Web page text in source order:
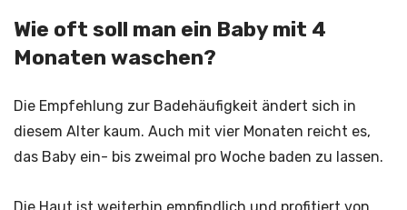
Wie oft soll man ein Baby mit 4
Monaten waschen?
Die Empfehlung zur Badehäufigkeit ändert sich in
diesem Alter kaum. Auch mit vier Monaten reicht es,
das Baby ein- bis zweimal pro Woche baden zu lassen.